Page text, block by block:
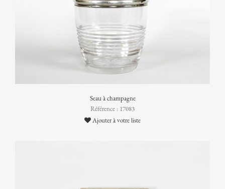
Seau à champagne
Référence : 17083
Ajouter à votre liste